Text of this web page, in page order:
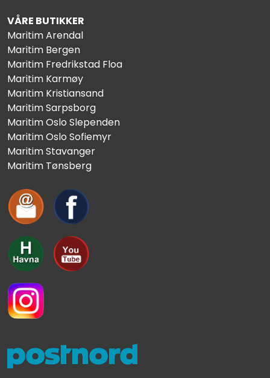
VÅRE BUTIKKER
Maritim Arendal
Maritim Bergen
Maritim Fredrikstad Floa
Maritim Karmøy
Maritim Kristiansand
Maritim Sarpsborg
Maritim Oslo Slependen
Maritim Oslo Sofiemyr
Maritim Stavanger
Maritim Tønsberg